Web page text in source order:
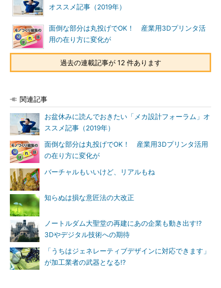
オススメ記事（2019年）
面倒な部分は丸投げでOK！ 産業用3Dプリンタ活
用の在り方に変化が
過去の連載記事が 12 件あります
関連記事
お盆休みに読んでおきたい「メカ設計フォーラム」オ
ススメ記事（2019年）
面倒な部分は丸投げでOK！ 産業用3Dプリンタ活用
の在り方に変化が
バーチャルもいいけど、リアルもね
知らぬは損な意匠法の大改正
ノートルダム大聖堂の再建にあの企業も動き出す!?
3Dやデジタル技術への期待
「うちはジェネレーティブデザインに対応できます」
が加工業者の武器となる!?